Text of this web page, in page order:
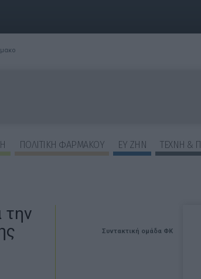
ΠΟΛΙΤΙΚΗ ΦΑΡΜΑΚΟΥ ΕΥ ΖΗΝ
ΤΕΧΝΗ &
Συντακτική ομάδα ΦΚ
την